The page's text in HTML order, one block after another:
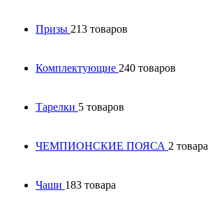
Призы 213 товаров
Комплектующие 240 товаров
Тарелки 5 товаров
ЧЕМПИОНСКИЕ ПОЯСА 2 товара
Чаши 183 товара